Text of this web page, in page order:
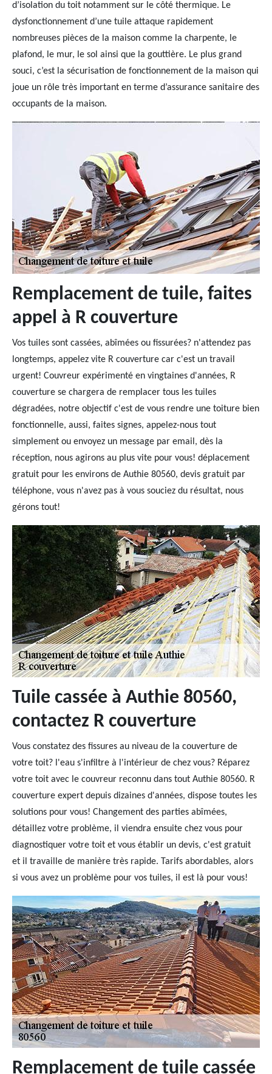
d’isolation du toit notamment sur le côté thermique. Le
dysfonctionnement d’une tuile attaque rapidement
nombreuses pièces de la maison comme la charpente, le
plafond, le mur, le sol ainsi que la gouttière. Le plus grand
souci, c’est la sécurisation de fonctionnement de la maison qui
joue un rôle très important en terme d’assurance sanitaire des
occupants de la maison.
Remplacement de tuile, faites
appel à R couverture
Vos tuiles sont cassées, abîmées ou fissurées? n'attendez pas
longtemps, appelez vite R couverture car c'est un travail
urgent! Couvreur expérimenté en vingtaines d'années, R
couverture se chargera de remplacer tous les tuiles
dégradées, notre objectif c'est de vous rendre une toiture bien
fonctionnelle, aussi, faites signes, appelez-nous tout
simplement ou envoyez un message par email, dès la
réception, nous agirons au plus vite pour vous! déplacement
gratuit pour les environs de Authie 80560, devis gratuit par
téléphone, vous n'avez pas à vous souciez du résultat, nous
gérons tout!
Tuile cassée à Authie 80560,
contactez R couverture
Vous constatez des fissures au niveau de la couverture de
votre toit? l'eau s'infiltre à l'intérieur de chez vous? Réparez
votre toit avec le couvreur reconnu dans tout Authie 80560. R
couverture expert depuis dizaines d'années, dispose toutes les
solutions pour vous! Changement des parties abîmées,
détaillez votre problème, il viendra ensuite chez vous pour
diagnostiquer votre toit et vous établir un devis, c'est gratuit
et il travaille de manière très rapide. Tarifs abordables, alors
si vous avez un problème pour vos tuiles, il est là pour vous!
Remplacement de tuile cassée